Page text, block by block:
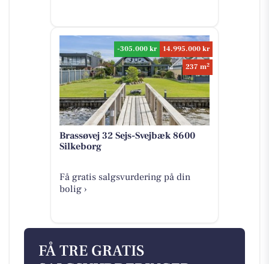
-305.000 kr
14.995.000 kr
237 m2
Brassøvej 32 Sejs-Svejbæk 8600
Silkeborg
Få gratis salgsvurdering på din
bolig ›
FÅ TRE GRATIS